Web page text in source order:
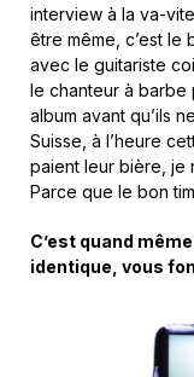
interview à la va-
être même, c’est le
avec le guitariste
le chanteur à barbe
album avant qu’ils
Suisse, à l’heure
paient leur bière, je
Parce que le bon
C’est quand
identique, vous